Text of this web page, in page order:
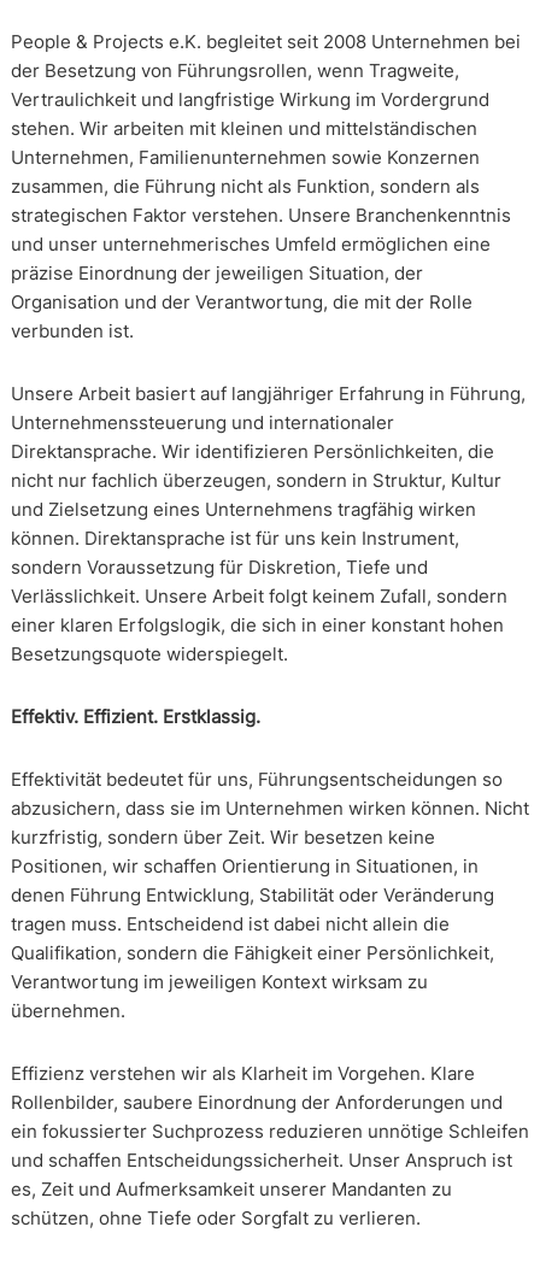
People & Projects e.K. begleitet seit 2008 Unternehmen bei
der Besetzung von Führungsrollen, wenn Tragweite,
Vertraulichkeit und langfristige Wirkung im Vordergrund
stehen. Wir arbeiten mit kleinen und mittelständischen
Unternehmen, Familienunternehmen sowie Konzernen
zusammen, die Führung nicht als Funktion, sondern als
strategischen Faktor verstehen. Unsere Branchenkenntnis
und unser unternehmerisches Umfeld ermöglichen eine
präzise Einordnung der jeweiligen Situation, der
Organisation und der Verantwortung, die mit der Rolle
verbunden ist.
Unsere Arbeit basiert auf langjähriger Erfahrung in Führung,
Unternehmenssteuerung und internationaler
Direktansprache. Wir identifizieren Persönlichkeiten, die
nicht nur fachlich überzeugen, sondern in Struktur, Kultur
und Zielsetzung eines Unternehmens tragfähig wirken
können. Direktansprache ist für uns kein Instrument,
sondern Voraussetzung für Diskretion, Tiefe und
Verlässlichkeit. Unsere Arbeit folgt keinem Zufall, sondern
einer klaren Erfolgslogik, die sich in einer konstant hohen
Besetzungsquote widerspiegelt.
Effektiv. Effizient. Erstklassig.
Effektivität bedeutet für uns, Führungsentscheidungen so
abzusichern, dass sie im Unternehmen wirken können. Nicht
kurzfristig, sondern über Zeit. Wir besetzen keine
Positionen, wir schaffen Orientierung in Situationen, in
denen Führung Entwicklung, Stabilität oder Veränderung
tragen muss. Entscheidend ist dabei nicht allein die
Qualifikation, sondern die Fähigkeit einer Persönlichkeit,
Verantwortung im jeweiligen Kontext wirksam zu
übernehmen.
Effizienz verstehen wir als Klarheit im Vorgehen. Klare
Rollenbilder, saubere Einordnung der Anforderungen und
ein fokussierter Suchprozess reduzieren unnötige Schleifen
und schaffen Entscheidungssicherheit. Unser Anspruch ist
es, Zeit und Aufmerksamkeit unserer Mandanten zu
schützen, ohne Tiefe oder Sorgfalt zu verlieren.